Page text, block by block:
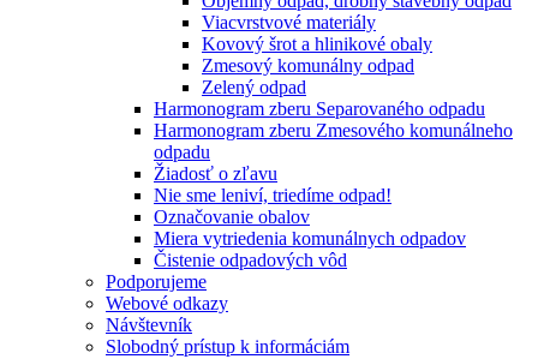
Viacvrstvové materiály
Kovový šrot a hlinikové obaly
Zmesový komunálny odpad
Zelený odpad
Harmonogram zberu Separovaného odpadu
Harmonogram zberu Zmesového komunálneho
odpadu
Žiadosť o zľavu
Nie sme leniví, triedíme odpad!
Označovanie obalov
Miera vytriedenia komunálnych odpadov
Čistenie odpadových vôd
Podporujeme
Webové odkazy
Návštevník
Slobodný prístup k informáciám